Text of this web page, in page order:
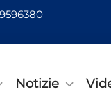
Notizie